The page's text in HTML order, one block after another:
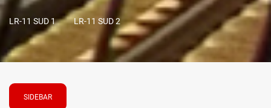
LR-11 SUD 1 LR-11 SUD 2
SIDEBAR